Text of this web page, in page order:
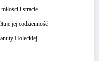
i stracie
jej codzienność
Holeckiej